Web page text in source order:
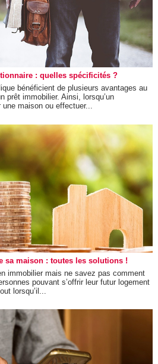
: quelles spécificités ?
bénéficient de plusieurs avantages au
prêt immobilier. Ainsi, lorsqu’un
maison ou effectuer...
sa maison : toutes les solutions !
immobilier mais ne savez pas comment
pouvant s’offrir leur futur logement
lorsqu’il...